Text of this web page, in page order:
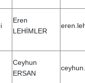
Eren
LEHİMLER
Ceyhun
ERSAN